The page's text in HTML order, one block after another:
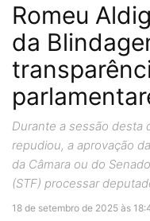
Romeu
da
Durante a sessão desta
repudiou, a aprovação
da Câmara ou do
(STF) processar
18 de setembro de 2025 às